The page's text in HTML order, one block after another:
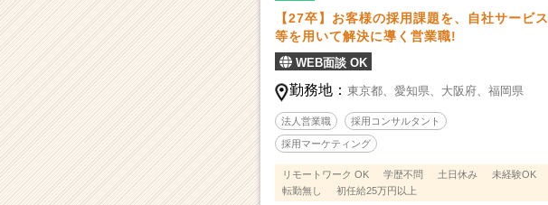
【27卒】お客様の採用課題を、自社サービス
等を用いて解決に導く営業職!
WEB面談 OK
勤務地： 東京都、 愛知県、 大阪府、 福岡県
法人営業職 採用コンサルタント
採用マーケティング
リモートワーク OK 学歴不問 土日休み
未経験OK
転勤無し
初任給25万円以上